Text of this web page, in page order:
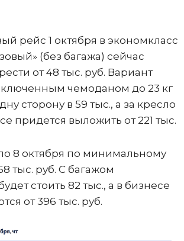
рейс 1 октября в экономкласс
(без багажа) сейчас
от 48 тыс. руб. Вариант
чемоданом до 23 кг
сторону в 59 тыс., а за кресло
придется выложить от 221 тыс.
8 октября по минимальному
тыс. руб. С багажом
стоить 82 тыс., а в бизнесе
от 396 тыс. руб.